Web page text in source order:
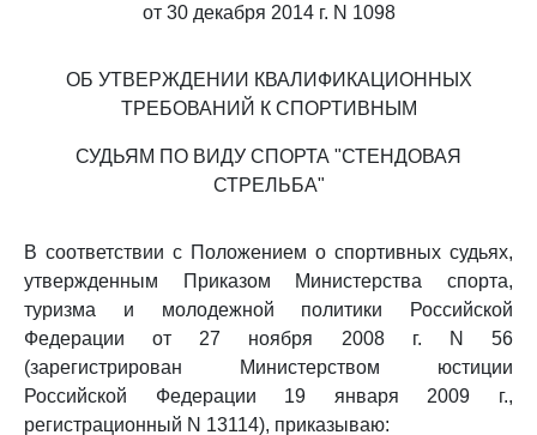
от 30 декабря 2014 г. N 1098
ОБ УТВЕРЖДЕНИИ КВАЛИФИКАЦИОННЫХ
ТРЕБОВАНИЙ К СПОРТИВНЫМ
СУДЬЯМ ПО ВИДУ СПОРТА "СТЕНДОВАЯ
СТРЕЛЬБА"
В соответствии с Положением о спортивных судьях,
утвержденным Приказом Министерства спорта,
туризма и молодежной политики Российской
Федерации от 27 ноября 2008 г. N 56
(зарегистрирован Министерством юстиции
Российской Федерации 19 января 2009 г.,
регистрационный N 13114), приказываю: